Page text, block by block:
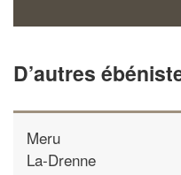
D’autres
Meru
La-Drenne